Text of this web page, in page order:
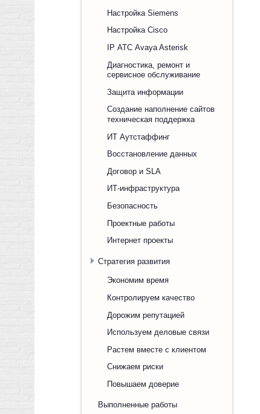
Настройка Siemens
Настройка Cisco
IP АТС Avaya Asterisk
Диагностика, ремонт и
сервисное обслуживание
Защита информации
Создание наполнение сайтов
техническая поддержка
ИТ Аутстаффинг
Восстановление данных
Договор и SLA
ИТ-инфраструктура
Безопасность
Проектные работы
Интернет проекты
Стратегия развития
Экономим время
Контролируем качество
Дорожим репутацией
Используем деловые связи
Растем вместе с клиентом
Снижаем риски
Повышаем доверие
Выполненные работы